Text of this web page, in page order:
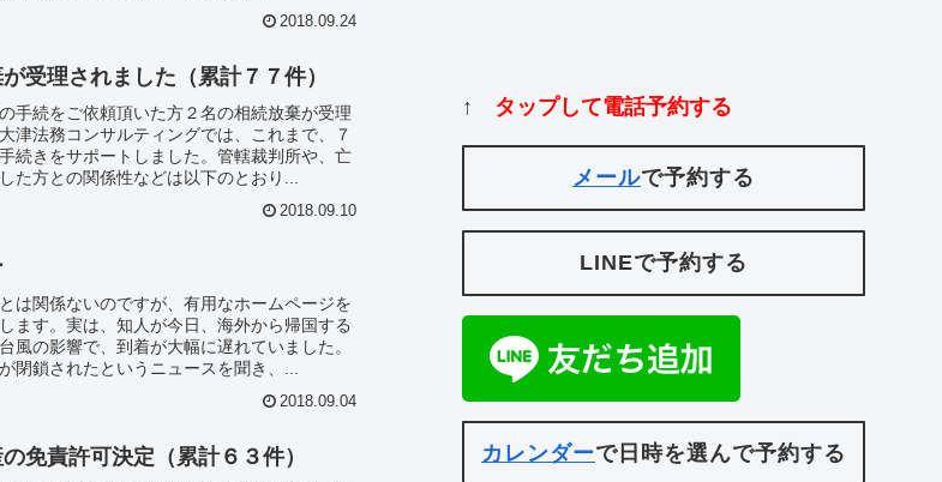
2018.09.24
が受理されました（累計７７件）
手続をご依頼頂いた方２名の相続放棄が受理
津法務コンサルティングでは、これまで、７
続きをサポートしました。管轄裁判所や、亡
た方との関係性などは以下のとおり...
2018.09.10
は関係ないのですが、有用なホームページを
ます。実は、知人が今日、海外から帰国する
風の影響で、到着が大幅に遅れていました。
閉鎖されたというニュースを聞き、...
2018.09.04
免責許可決定（累計６３件）
↑ タップして電話予約する
メールで予約する
LINEで予約する
カレンダーで日時を選んで予約する